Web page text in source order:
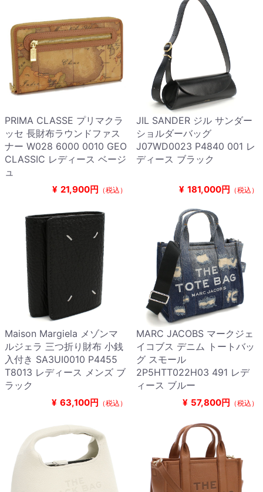
PRIMA CLASSE プリマクラ
ッセ 長財布ラウンドファス
ナー W028 6000 0010 GEO
CLASSIC レディース ベージ
ュ
¥ 21,900円 （税込）
JIL SANDER ジル サンダー
ショルダーバッグ
J07WD0023 P4840 001 レ
ディース ブラック
¥ 181,000円 （税込）
Maison Margiela メゾンマ
ルジェラ 三つ折り財布 小銭
入付き SA3UI0010 P4455
T8013 レディース メンズ ブ
ラック
¥ 63,100円 （税込）
MARC JACOBS マークジェ
イコブス デニム トートバッ
グ スモール
2P5HTT022H03 491 レデ
ィース ブルー
¥ 57,800円 （税込）